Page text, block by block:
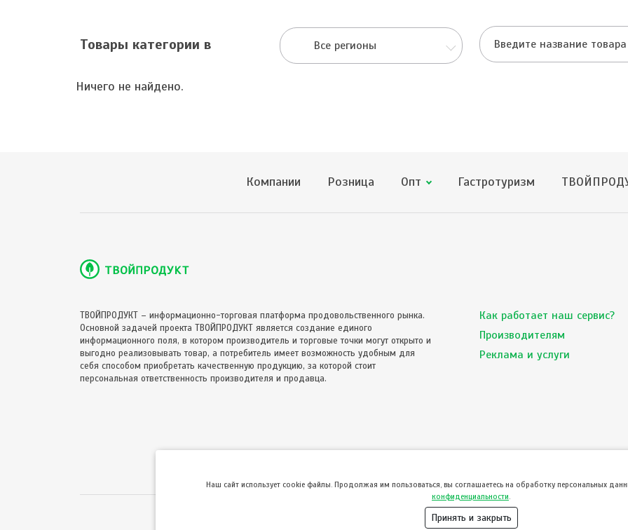
Товары категории в Все регионы
Ничего не найдено.
Компании Розница Опт Гастротуризм
ТВОЙПРОДУКТ – информационно-торговая платформа продовольственного рынка.
Основной задачей проекта ТВОЙПРОДУКТ является создание единого
информационного поля, в котором производитель и торговые точки могут открыто и
выгодно реализовывать товар, а потребитель имеет возможность удобным для
себя способом приобретать качественную продукцию, за которой стоит
персональная ответственность производителя и продавца.
Как работает наш сервис?
Производителям
Реклама и услуги
© ТвойПродукт 2010 - 2026
Hаш сайт использует cookie файлы. Продолжая им пользоваться, вы соглашаетесь на обработку персональных
конфиденциальности
Принять и закрыть